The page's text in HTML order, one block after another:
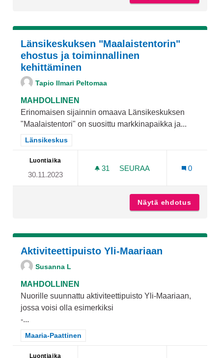
Länsikeskuksen "Maalaistentorin"
ehostus ja toiminnallinen
kehittäminen
Tapio Ilmari Peltomaa
MAHDOLLINEN
Erinomaisen sijainnin omaava Länsikeskuksen
"Maalaistentori" on suosittu markkinapaikka ja...
Rajaa tulokset teeman mukaan: Länsikeskus
Länsikeskus
Luontiaika
30.11.2023
31 31 SEURAAJAA
SEURAA
0
Näytä ehdotus
Aktiviteettipuisto Yli-Maariaan
Susanna L
MAHDOLLINEN
Nuorille suunnattu aktiviteettipuisto Yli-Maariaan,
jossa voisi olla esimerkiksi
-...
Rajaa tulokset teeman mukaan: Maaria-Paattinen
Maaria-Paattinen
Luontiaika